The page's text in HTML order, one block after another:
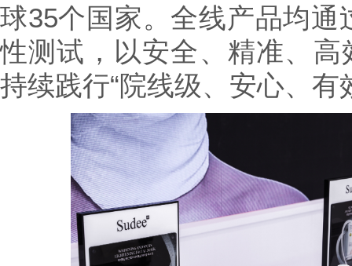
球35个国家。全线产品均
性测试，以安全、精准、
持续践行“院线级、安心、有